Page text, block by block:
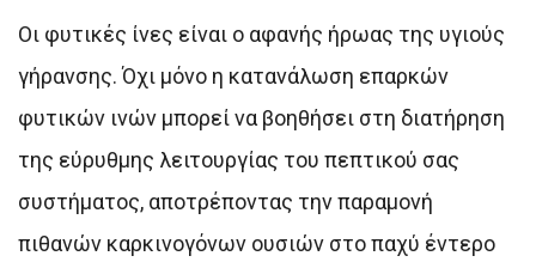
Οι φυτικές ίνες είναι ο αφανής ήρωας της υγιούς
γήρανσης. Όχι μόνο η κατανάλωση επαρκών
φυτικών ινών μπορεί να βοηθήσει στη διατήρηση
της εύρυθμης λειτουργίας του πεπτικού σας
συστήματος, αποτρέποντας την παραμονή
πιθανών καρκινογόνων ουσιών στο παχύ έντερο